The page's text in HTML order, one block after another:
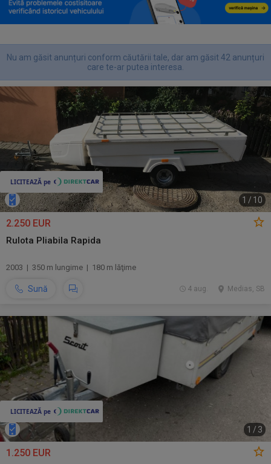
Nu am găsit anunțuri conform căutării tale, dar am găsit 42 anunțuri
care te-ar putea interesa.
1 / 10
2.250 EUR
Rulota Pliabila Rapida
2003 | 350 m lungime | 180 m lăţime
Sună Medias, SB
4 aug.
1 / 3
1.250 EUR